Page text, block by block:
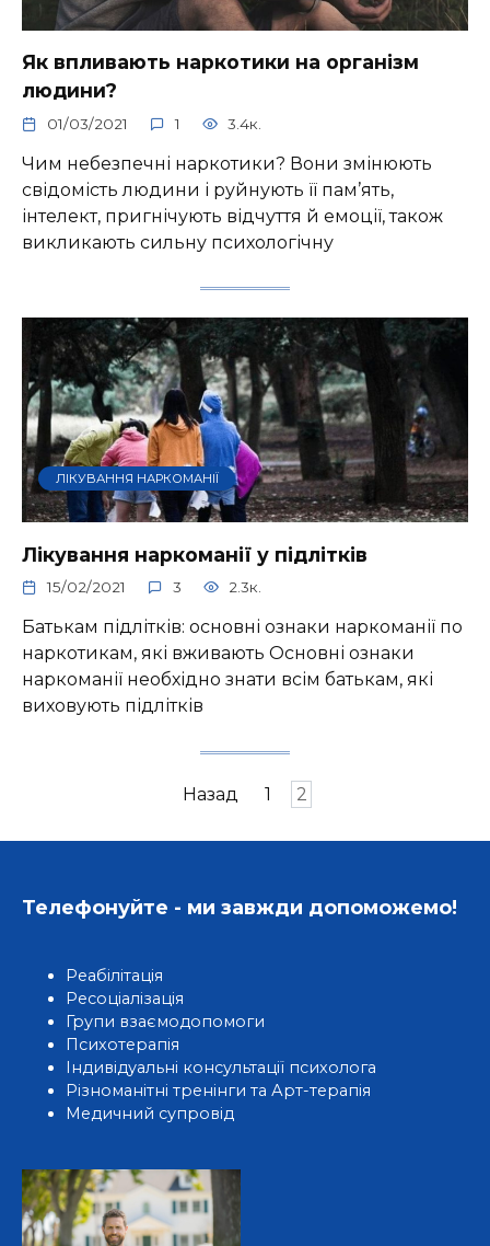
Як впливають наркотики на організм
людини?
01/03/2021 1 3.4к.
Чим небезпечні наркотики? Вони змінюють
свідомість людини і руйнують її пам’ять,
інтелект, пригнічують відчуття й емоції, також
викликають сильну психологічну
ЛІКУВАННЯ НАРКОМАНІЇ
Лікування наркоманії у підлітків
15/02/2021 3 2.3к.
Батькам підлітків: основні ознаки наркоманії по
наркотикам, які вживають Основні ознаки
наркоманії необхідно знати всім батькам, які
виховують підлітків
Назад 1 2
Телефонуйте - ми завжди допоможемо!
Реабілітація
Ресоціалізація
Групи взаємодопомоги
Психотерапія
Індивідуальні консультації психолога
Різноманітні тренінги та Арт-терапія
Медичний супровід